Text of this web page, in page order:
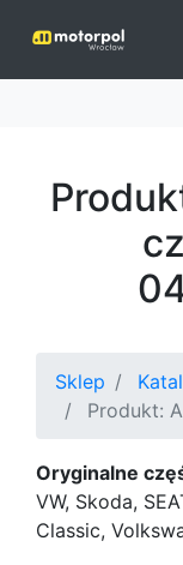
Sklep
Produkt:
Oryginalne
VW, Skoda,
Classic,